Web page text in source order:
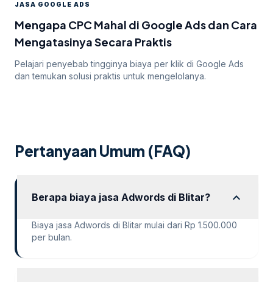
JASA GOOGLE ADS
Mengapa CPC Mahal di Google Ads dan Cara
Mengatasinya Secara Praktis
Pelajari penyebab tingginya biaya per klik di Google Ads
dan temukan solusi praktis untuk mengelolanya.
Pertanyaan Umum (FAQ)
Berapa biaya jasa Adwords di Blitar? expand_more
Biaya jasa Adwords di Blitar mulai dari Rp 1.500.000
per bulan.